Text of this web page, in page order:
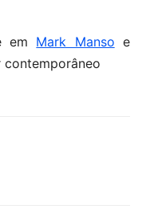
em Mark Manso e
contemporâneo